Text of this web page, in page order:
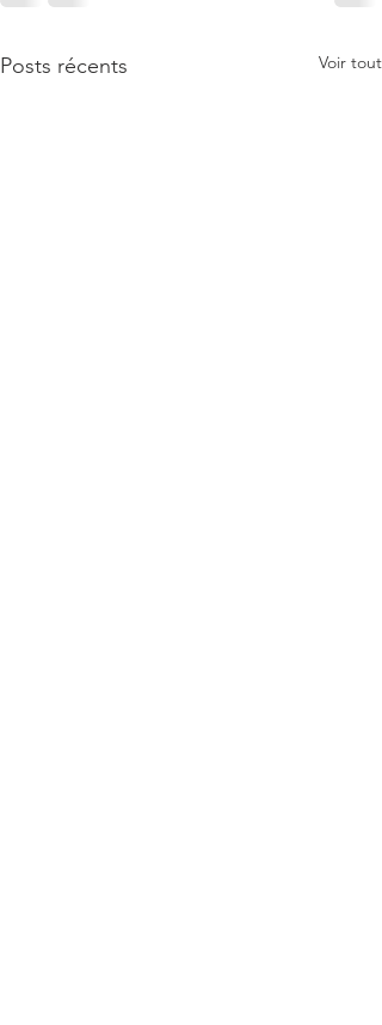
Posts récents Voir tout